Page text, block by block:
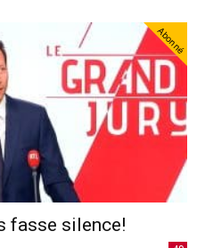
Abonné
fasse silence!